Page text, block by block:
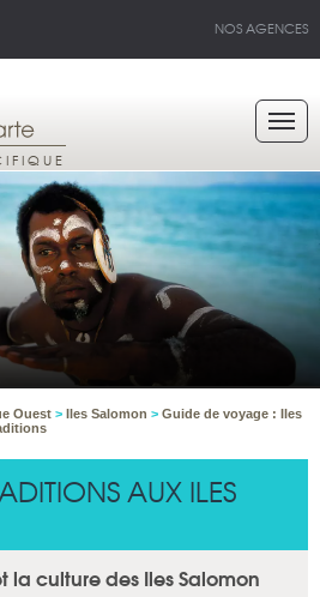
NOS AGENCES
Ouest > Iles Salomon > Guide de voyage : Iles
AUX ILES
la culture des Iles Salomon